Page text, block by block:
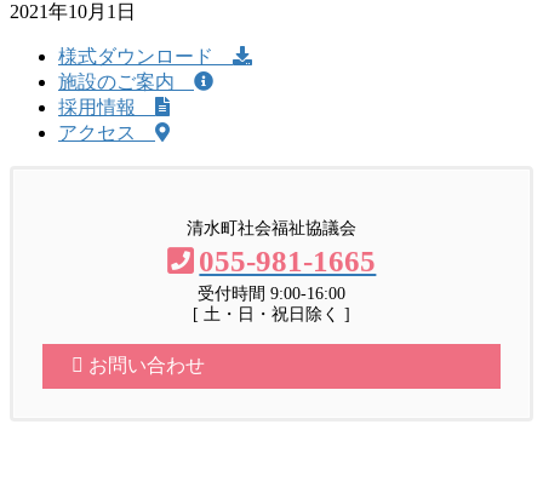
2021年10月1日
様式ダウンロード
施設のご案内
採用情報
アクセス
清水町社会福祉協議会
055-981-1665
受付時間 9:00-16:00
[ 土・日・祝日除く ]
お問い合わせ